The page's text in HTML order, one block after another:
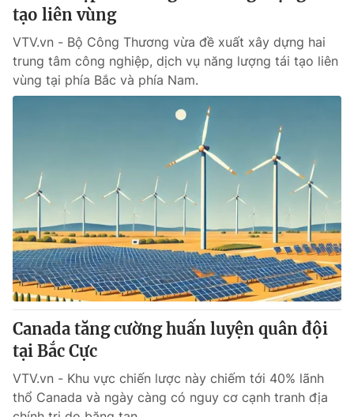
tạo liên vùng
VTV.vn - Bộ Công Thương vừa đề xuất xây dựng hai
trung tâm công nghiệp, dịch vụ năng lượng tái tạo liên
vùng tại phía Bắc và phía Nam.
Canada tăng cường huấn luyện quân đội
tại Bắc Cực
VTV.vn - Khu vực chiến lược này chiếm tới 40% lãnh
thổ Canada và ngày càng có nguy cơ cạnh tranh địa